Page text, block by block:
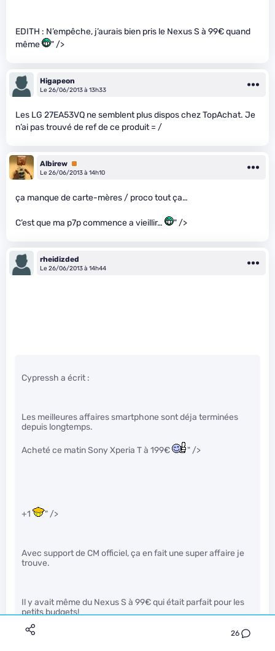
26
EDITH : N’empêche, j’aurais bien pris le Nexus S à 99€ quand
même
" />
Higapeon
Le 26/06/2013 à 13h33
Les LG 27EA53VQ ne semblent plus dispos chez TopAchat. Je
n’ai pas trouvé de ref de ce produit = /
Albirew Premium
Le 26/06/2013 à 14h10
ça manque de carte-mères / proco tout ça…
C’est que ma p7p commence a vieillir… " />
rheidizded
Le 26/06/2013 à 14h44
Cypressh a écrit :
Les meilleures affaires smartphone sont déja terminées
depuis longtemps.
Acheté ce matin Sony Xperia T à 199€ " />
+1 " />
Avec support de CM officiel, ça en fait une super affaire je
trouve.
Il y avait même du Nexus S à 99€ qui était parfait pour les
petits budgets!